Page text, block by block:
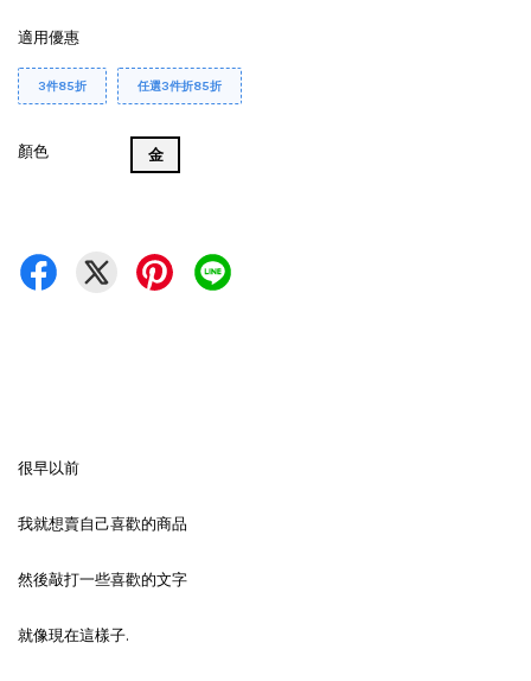
適用優惠
3件85折 任選3件折85折
顏色 金
很早以前
我就想賣自己喜歡的商品
然後敲打一些喜歡的文字
就像現在這樣子.